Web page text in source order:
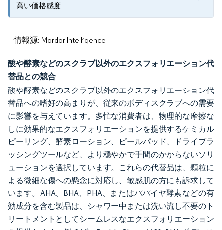
高い価格感度
情報源: Mordor Intelligence
酸や酵素などのスクラブ以外のエクスフォリエーション代
替品との競合
酸や酵素などのスクラブ以外のエクスフォリエーション代
替品への嗜好の高まりが、従来のボディスクラブへの需要
に影響を与えています。多忙な消費者は、物理的な摩擦な
しに効果的なエクスフォリエーションを提供するケミカル
ピーリング、酵素ローション、ピールパッド、ドライブラ
ッシングツールなど、より穏やかで手間のかからないソリ
ューションを選択しています。これらの代替品は、顆粒に
よる微細な傷への懸念に対応し、敏感肌の方にも訴求して
います。AHA、BHA、PHA、またはパパイヤ酵素などの有
効成分を含む製品は、シャワー中または洗い流し不要のト
リートメントとしてシームレスなエクスフォリエーション